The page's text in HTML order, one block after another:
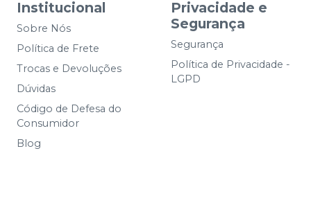
Institucional
Sobre Nós
Política de Frete
Trocas e Devoluções
Dúvidas
Código de Defesa do
Consumidor
Blog
Privacidade e
Segurança
Segurança
Política de Privacidade -
LGPD